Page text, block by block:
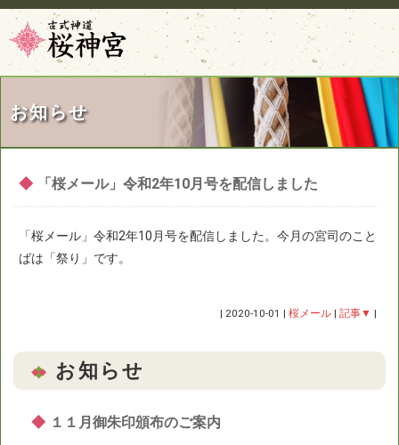
お知らせ
お知らせ
◆ １１月御朱印頒布のご案内
◆ 「桜メール」令和2年10月号を配信しました
「桜メール」令和2年10月号を配信しました。今月の宮司のこと
ばは「祭り」です。
| 2020-10-01 |桜メール |記事▼ |